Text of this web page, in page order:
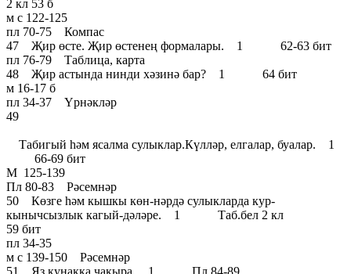
2 кл 53 б
м с 122-125
пл 70-75 Компас
47 Җир өсте. Җир өстенең формалары. 1 62-63 бит
пл 76-79 Таблица, карта
48 Җир астында нинди хәзинә бар? 1 64 бит
м 16-17 б
пл 34-37 Үрнәкләр
49
Табигый һәм ясалма сулыклар.Күлләр, елгалар, буалар. 1
66-69 бит
М 125-139
Пл 80-83 Рәсемнәр
50 Көзге һәм кышкы көн-нәрдә сулыкларда кур-
кынычсызлык кагый-дәләре. 1 Таб.бел 2 кл
59 бит
пл 34-35
м с 139-150 Рәсемнәр
51 Яз кунакка чакыра. 1 Пл 84-89